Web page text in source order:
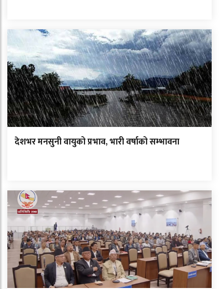
देशभर मनसुनी वायुको प्रभाव, भारी वर्षाको सम्भावना